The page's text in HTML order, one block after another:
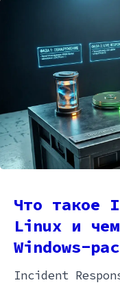
Что такое
Linux и
Windows-
Incident